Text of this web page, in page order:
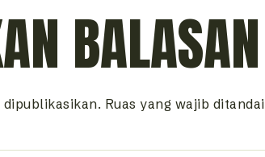
BALASAN
Ruas yang wajib ditandai